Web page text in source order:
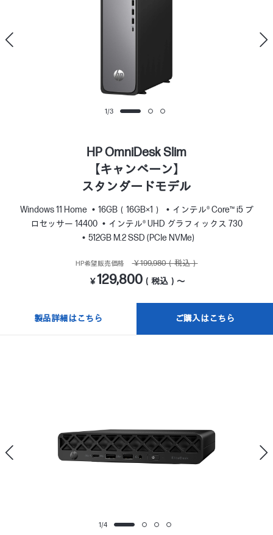
1/3
HP OmniDesk Slim
【キャンペーン】
スタンダードモデル
Windows 11 Home 16GB（16GB×1）
インテル® Core™ i5 プ
ロセッサー 14400
インテル® UHD グラフィックス 730
512GB M.2 SSD (PCIe NVMe)
HP希望販売価格 ￥199,980（税込）
￥129,800（税込）～
製品詳細はこちら ご購入はこちら
1/4